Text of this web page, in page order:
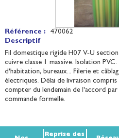
Référence :
470062
Descriptif
Fil domestique rigide H07 V-U
cuivre classe 1 massive. Isolation
d'habitation, bureaux... Filerie et
électriques. Délai de livraison
compter du lendemain de l'accord
commande formelle.
Reprise des